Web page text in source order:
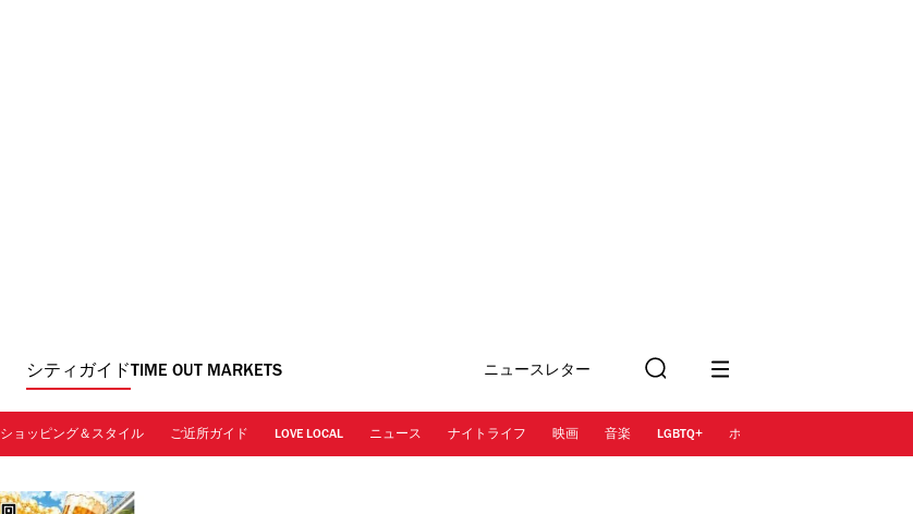
シティガイド TIME OUT MARKETS ニュースレター
に登録
索
ショッピング＆スタイル ご近所ガイド LOVE LOCAL ニュース ナイトライフ 映画 音楽 LGBTQ+ ホテル